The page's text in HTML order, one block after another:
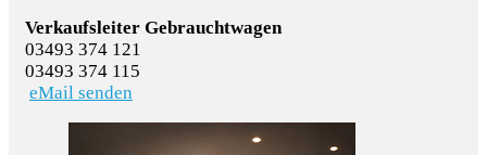
Verkaufsleiter Gebrauchtwagen
03493 374 121
03493 374 115
eMail senden